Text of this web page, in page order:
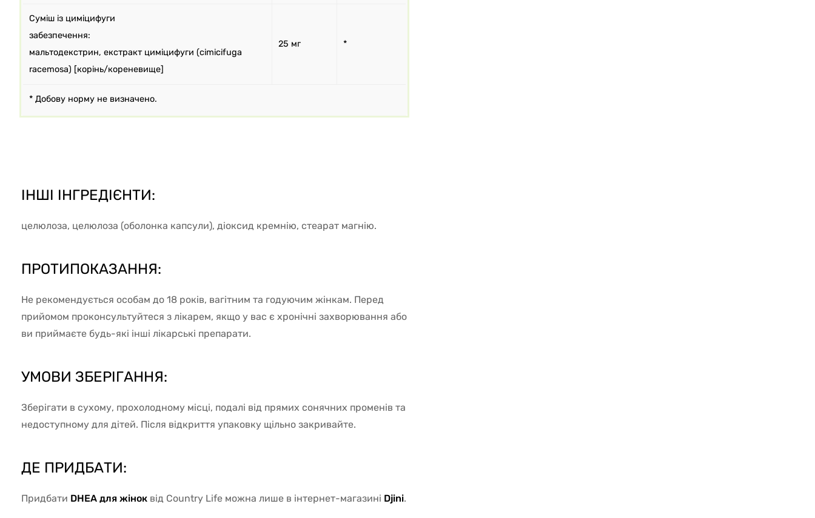
Суміш із циміцифуги
забезпечення:
мальтодекстрин, екстракт циміцифуги (cimicifuga
racemosa) [корінь/кореневище]
25 мг *
* Добову норму не визначено.
ІНШІ ІНГРЕДІЄНТИ:
целюлоза, целюлоза (оболонка капсули), діоксид кремнію, стеарат магнію.
ПРОТИПОКАЗАННЯ:
Не рекомендується особам до 18 років, вагітним та годуючим жінкам. Перед
прийомом проконсультуйтеся з лікарем, якщо у вас є хронічні захворювання або
ви приймаєте будь-які інші лікарські препарати.
УМОВИ ЗБЕРІГАННЯ:
Зберігати в сухому, прохолодному місці, подалі від прямих сонячних променів та
недоступному для дітей. Після відкриття упаковку щільно закривайте.
ДЕ ПРИДБАТИ:
Придбати DHEA для жінок від Country Life можна лише в інтернет-магазині Djini.